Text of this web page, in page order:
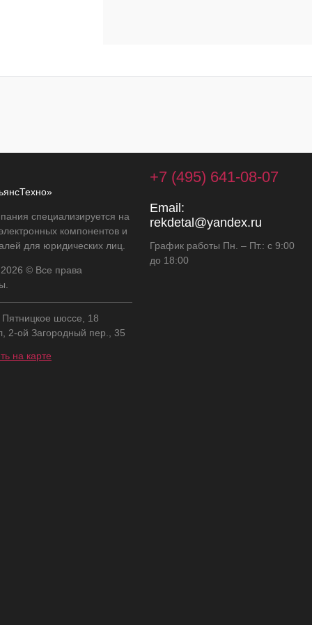
специализируется на
компонентов и
для юридических лиц.
© Все права
Пятницкое шоссе, 18
2-ой Загородный пер., 35
на карте
+7 (495) 641-08-07
Email:
rekdetal@yandex.ru
График работы Пн. – Пт.: с 9:00
до 18:00